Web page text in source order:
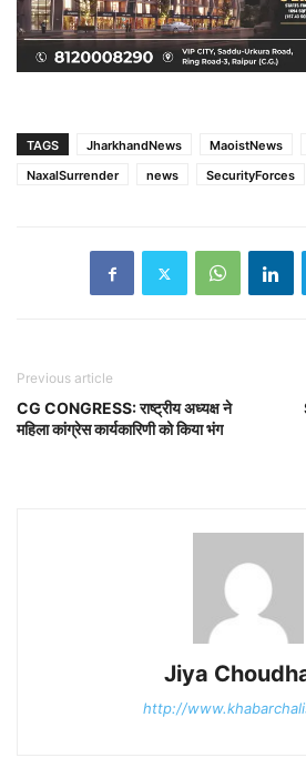
TAGS JharkhandNews MaoistNews
NaxalSurrender
news SecurityForces
Previous article
CG CONGRESS: राष्ट्रीय अध्यक्ष ने
महिला कांग्रेस कार्यकारिणी को किया भंग
Jiya
http://